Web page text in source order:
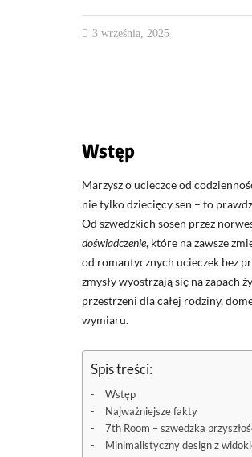
3 września, 2025
Wstęp
Marzysz o ucieczce od
nie tylko dziecięcy sen – to
Od szwedzkich sosen przez
doświadczenie, które na zawsze
od romantycznych ucieczek bez
zmysły wyostrzają się na zapach
przestrzeni dla całej rodziny,
wymiaru.
Spis treści:
Wstęp
Najważniejsze fakty
7th Room – szwedzka
Minimalistyczny design z